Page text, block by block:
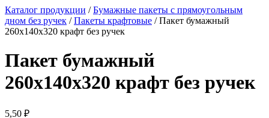
Каталог продукции /Бумажные пакеты с прямоугольным
дном без ручек /Пакеты крафтовые / Пакет бумажный
260х140х320 крафт без ручек
Пакет бумажный
260х140х320 крафт без ручек
5,50 ₽